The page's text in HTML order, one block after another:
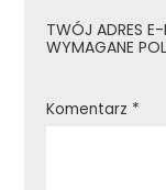
TWÓJ ADRES E-
WYMAGANE
Komentarz *